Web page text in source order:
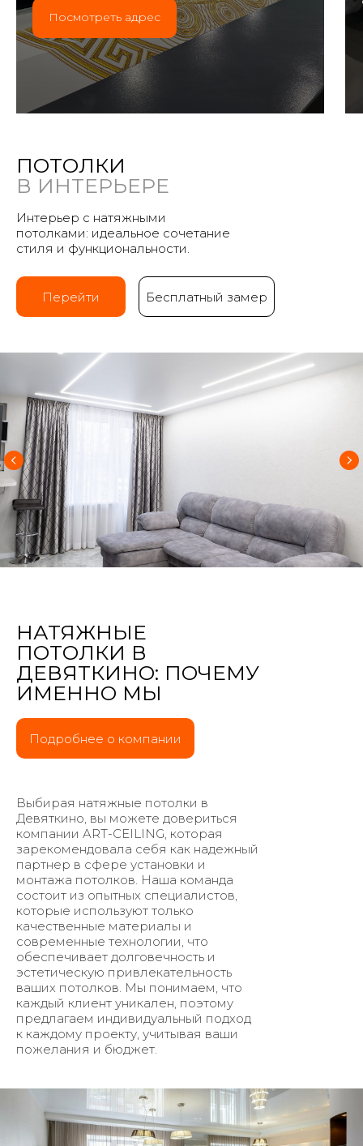
Посмотреть адрес
ПОТОЛКИ
В ИНТЕРЬЕРЕ
Интерьер с натяжными
потолками: идеальное сочетание
стиля и функциональности.
Перейти Бесплатный замер
НАТЯЖНЫЕ
ПОТОЛКИ В
ДЕВЯТКИНО: ПОЧЕМУ
ИМЕННО МЫ
Подробнее о компании
Выбирая натяжные потолки в
Девяткино, вы можете довериться
компании ART-CEILING, которая
зарекомендовала себя как надежный
партнер в сфере установки и
монтажа потолков. Наша команда
состоит из опытных специалистов,
которые используют только
качественные материалы и
современные технологии, что
обеспечивает долговечность и
эстетическую привлекательность
ваших потолков. Мы понимаем, что
каждый клиент уникален, поэтому
предлагаем индивидуальный подход
к каждому проекту, учитывая ваши
пожелания и бюджет.